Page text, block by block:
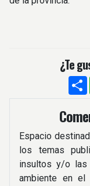
¿Te
Espacio
los temas
insultos y/o las
ambiente en